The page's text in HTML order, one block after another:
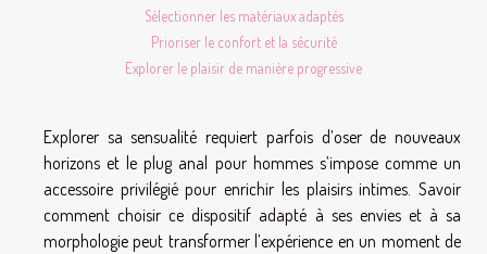
Sélectionner les matériaux adaptés
Prioriser le confort et la sécurité
Explorer le plaisir de manière progressive
Explorer sa sensualité requiert parfois d’oser de nouveaux
horizons et le plug anal pour hommes s’impose comme un
accessoire privilégié pour enrichir les plaisirs intimes. Savoir
comment choisir ce dispositif adapté à ses envies et à sa
morphologie peut transformer l’expérience en un moment de